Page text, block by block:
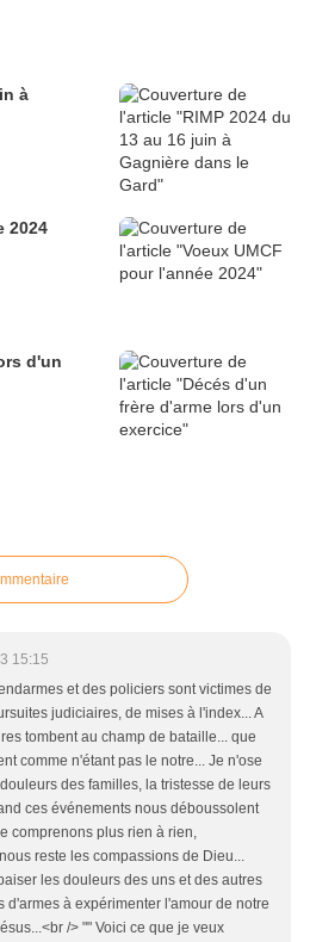
à
2024
d'un
15:15
et des policiers sont victimes de
judiciaires, de mises à l'index... A
tombent au champ de bataille... que
comme n'étant pas le notre... Je n'ose
des familles, la tristesse de leurs
ces événements nous déboussolent
comprenons plus rien à rien,
reste les compassions de Dieu...
les douleurs des uns et des autres
d'armes à expérimenter l'amour de notre
/> "" Voici ce que je veux